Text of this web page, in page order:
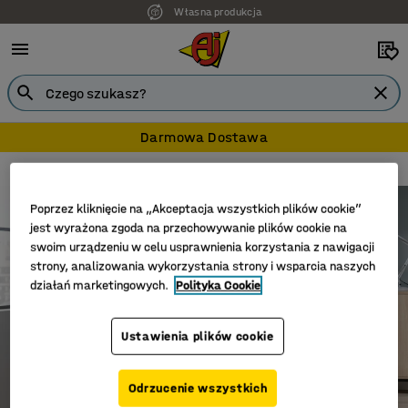
Własna produkcja
7 lat gwarancji
Darmowa Dostawa
Poprzez kliknięcie na „Akceptacja wszystkich plików cookie”
jest wyrażona zgoda na przechowywanie plików cookie na
swoim urządzeniu w celu usprawnienia korzystania z nawigacji
strony, analizowania wykorzystania strony i wsparcia naszych
działań marketingowych. Polityka Cookie
Ustawienia plików cookie
Odrzucenie wszystkich